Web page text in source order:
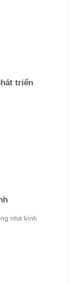
triển
nhà kính